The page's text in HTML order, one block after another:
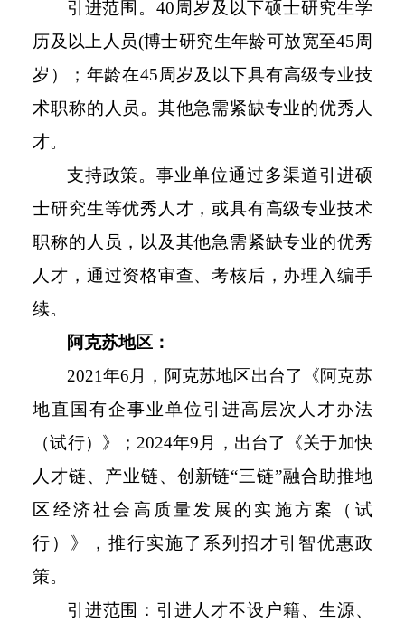
引进范围。40周岁及以下硕士研究生学
历及以上人员(博士研究生年龄可放宽至45周
岁）；年龄在45周岁及以下具有高级专业技
术职称的人员。其他急需紧缺专业的优秀人
才。
支持政策。事业单位通过多渠道引进硕
士研究生等优秀人才，或具有高级专业技术
职称的人员，以及其他急需紧缺专业的优秀
人才，通过资格审查、考核后，办理入编手
续。
阿克苏地区：
2021年6月，阿克苏地区出台了《阿克苏
地直国有企事业单位引进高层次人才办法
（试行）》；2024年9月，出台了《关于加快
人才链、产业链、创新链“三链”融合助推地
区经济社会高质量发展的实施方案（试
行）》，推行实施了系列招才引智优惠政
策。
引进范围：引进人才不设户籍、生源、